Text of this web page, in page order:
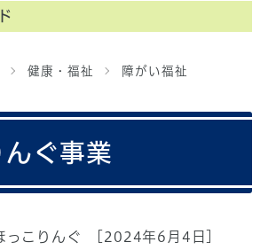
健康・福祉 障がい福祉
んぐ事業
こりんぐ [2024年6月4日]